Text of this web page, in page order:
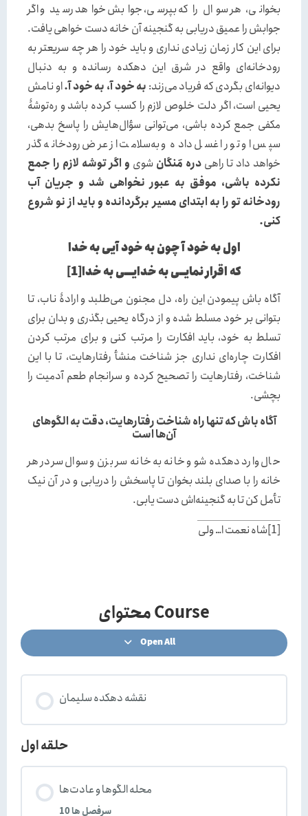
بخوانی، هر سوال را که بپرسی، جوابش خواهد رسید و اگر
جوابش را عمیق دریابی به گنجینه آن خانه دست خواهی یافت.
برای این کار زمان زیادی نداری و باید خود را هر چه سریعتر به
رودخانه‌‌ای واقع در شرق این دهکده رسانده و به دنبال
دیوانه‌‌ای بگردی که فریاد می‌‌زند‌‌: به خود آ، به خود آ.او نامش
یحیی است، اگر دلت خلوص لازم را کسب کرده باشد و ره‌توشۀ
مکفی جمع کرده باشی، می‌توانی سؤال‌هایش را پاسخ بدهی،
سپس او تو را غسل داده و به‌سلامت از عرض رودخانه گذر
خواهد داد تا راهیدره مَنگان شوی و اگر توشه لازم را جمع
نکرده باشی، موفق به عبور نخواهی شد و جریان آب
رودخانه تو را به ابتدای مسیر برگردانده و باید از نو شروع
کنی.
اول به خود آ چون به خود آیی به خدا
که اقرار نمایــی به خدایـــی به خدا[1]
آگاه باش پیمودن این راه، دل مجنون می‌‌طلبد و ارادۀ ناب، تا
بتوانی بر خود مسلط شده و از درگاه یحیی بگذری و بدان برای
تسلط به خود، باید افکارت را مرتب کنی و برای مرتب کردن
افکارت چاره‌‌ای نداری جز شناخت منشأ رفتارهایت، تا با این
شناخت، رفتارهایت را تصحیح کرده و سرانجام طعم آدمیت را
بچشی.
آگاه باش که تنها راه شناخت رفتارهایت، دقت به الگوهای
آن‌ها است
حال وارد دهکده شو و خانه به خانه سر بزن و سوال سردر هر
خانه را با صدای بلند بخوان تا پاسخش را دریابی و در آن نیک
تأمل کن تا به گنجینه‌اش دست یابی.
[1]شاه نعمت ا… ولی
محتوای Course
Open All
نقشه دهکده سلیمان
حلقه اول
محله الگوها و عادت‌ها
10 سر‌فصل ها